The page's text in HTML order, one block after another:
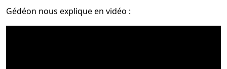
Gédéon nous explique en vidéo :